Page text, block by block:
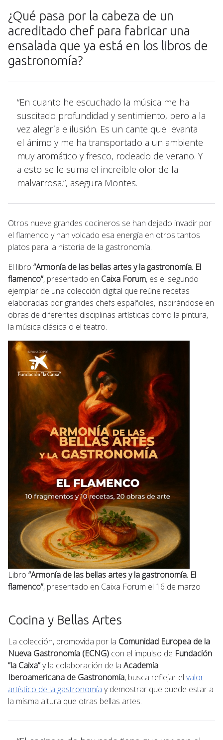
¿Qué pasa por la cabeza de un
acreditado chef para fabricar una
ensalada que ya está en los libros de
gastronomía?
“En cuanto he escuchado la música me ha
suscitado profundidad y sentimiento, pero a la
vez alegría e ilusión. Es un cante que levanta
el ánimo y me ha transportado a un ambiente
muy aromático y fresco, rodeado de verano. Y
a esto se le suma el increíble olor de la
malvarrosa.”, asegura Montes.
Otros nueve grandes cocineros se han dejado invadir por
el flamenco y han volcado esa energía en otros tantos
platos para la historia de la gastronomía.
El libro “Armonía de las bellas artes y la gastronomía. El
flamenco”, presentado en Caixa Forum, es el segundo
ejemplar de una colección digital que reúne recetas
elaboradas por grandes chefs españoles, inspirándose en
obras de diferentes disciplinas artísticas como la pintura,
la música clásica o el teatro.
Libro “Armonía de las bellas artes y la gastronomía. El
flamenco”, presentado en Caixa Forum el 16 de marzo
Cocina y Bellas Artes
La colección, promovida por la Comunidad Europea de la
Nueva Gastronomía (ECNG) con el impulso de Fundación
”la Caixa”y la colaboración de la Academia
Iberoamericana de Gastronomía, busca reflejar el valor
artístico de la gastronomía y demostrar que puede estar a
la misma altura que otras bellas artes.